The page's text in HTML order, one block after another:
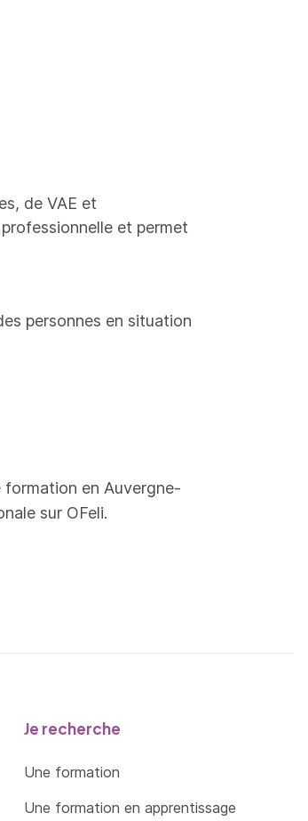
de VAE et
et permet
personnes en situation
formation en Auvergne-
sur OFeli.
Je recherche
Une formation
Une formation en apprentissage